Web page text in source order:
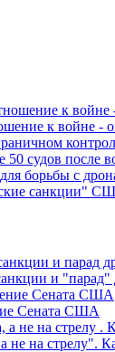
к войне -
судов после
борьбы с
санкции"
и "парад"
Сената США
не на стрелу".